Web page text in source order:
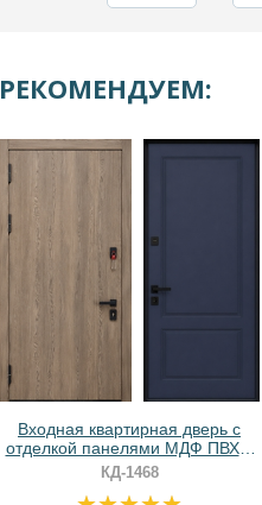
РЕКОМЕНДУЕМ:
Входная квартирная дверь с
отделкой панелями МДФ ПВХ +
RAL
КД-1468